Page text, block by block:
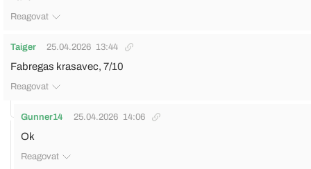
Reagovat
Taiger 25.04.2026 13:44
Fabregas krasavec, 7/10
Reagovat
Gunner14 25.04.2026 14:06
Ok
Reagovat